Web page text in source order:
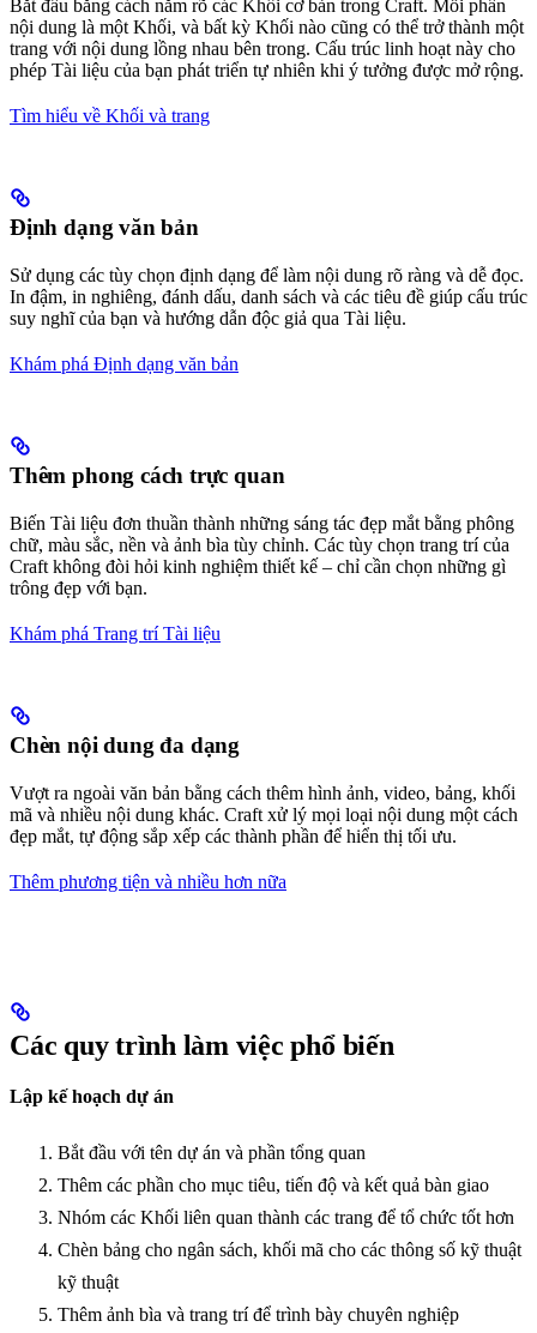
Bắt đầu bằng cách nắm rõ các Khối cơ bản trong Craft. Mỗi phần
nội dung là một Khối, và bất kỳ Khối nào cũng có thể trở thành một
trang với nội dung lồng nhau bên trong. Cấu trúc linh hoạt này cho
phép Tài liệu của bạn phát triển tự nhiên khi ý tưởng được mở rộng.
Tìm hiểu về Khối và trang
Định dạng văn bản
Sử dụng các tùy chọn định dạng để làm nội dung rõ ràng và dễ đọc.
In đậm, in nghiêng, đánh dấu, danh sách và các tiêu đề giúp cấu trúc
suy nghĩ của bạn và hướng dẫn độc giả qua Tài liệu.
Khám phá Định dạng văn bản
Thêm phong cách trực quan
Biến Tài liệu đơn thuần thành những sáng tác đẹp mắt bằng phông
chữ, màu sắc, nền và ảnh bìa tùy chỉnh. Các tùy chọn trang trí của
Craft không đòi hỏi kinh nghiệm thiết kế – chỉ cần chọn những gì
trông đẹp với bạn.
Khám phá Trang trí Tài liệu
Chèn nội dung đa dạng
Vượt ra ngoài văn bản bằng cách thêm hình ảnh, video, bảng, khối
mã và nhiều nội dung khác. Craft xử lý mọi loại nội dung một cách
đẹp mắt, tự động sắp xếp các thành phần để hiển thị tối ưu.
Thêm phương tiện và nhiều hơn nữa
Các quy trình làm việc phổ biến
Lập kế hoạch dự án
Bắt đầu với tên dự án và phần tổng quan
Thêm các phần cho mục tiêu, tiến độ và kết quả bàn giao
Nhóm các Khối liên quan thành các trang để tổ chức tốt hơn
Chèn bảng cho ngân sách, khối mã cho các thông số kỹ thuật
kỹ thuật
Thêm ảnh bìa và trang trí để trình bày chuyên nghiệp